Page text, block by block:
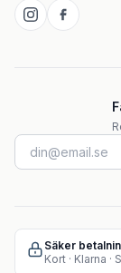
Säker
Kort · Klarna ·